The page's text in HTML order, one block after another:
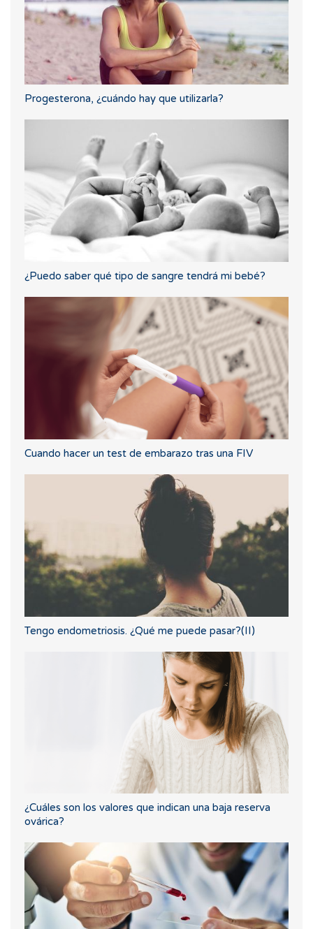
Progesterona, ¿cuándo hay que utilizarla?
¿Puedo saber qué tipo de sangre tendrá mi bebé?
Cuando hacer un test de embarazo tras una FIV
Tengo endometriosis. ¿Qué me puede pasar?(II)
¿Cuáles son los valores que indican una baja reserva
ovárica?